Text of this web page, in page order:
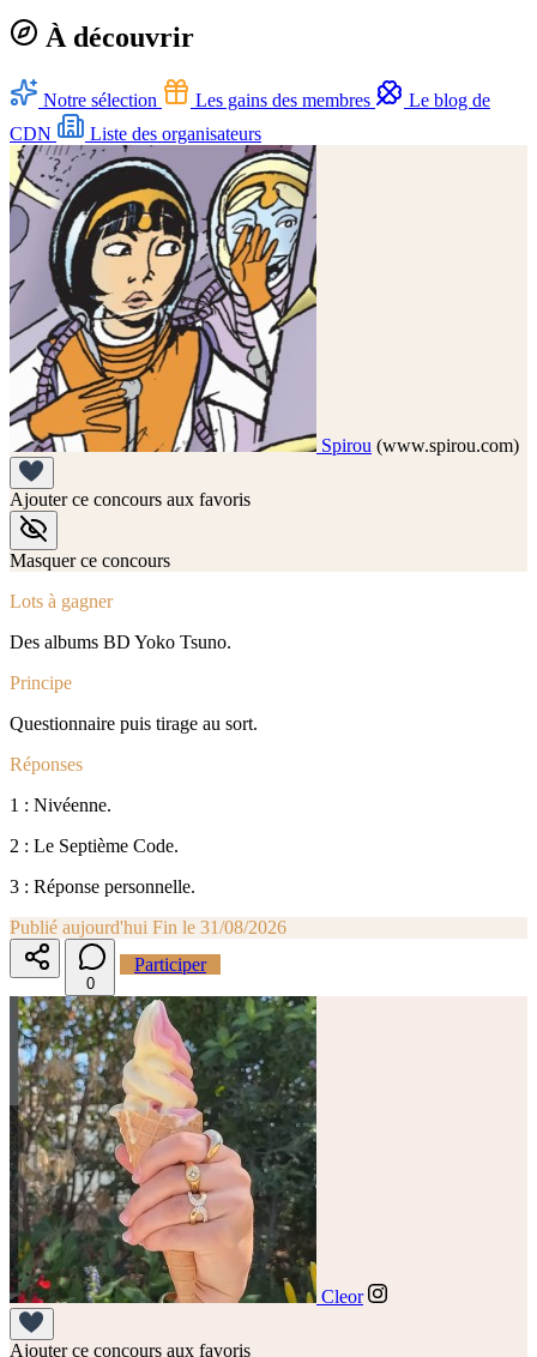
À découvrir
Notre sélection Les gains des membres
Le blog de
CDN
Liste des organisateurs
Spirou (www.spirou.com)
Ajouter ce concours aux favoris
Masquer ce concours
Lots à gagner
Des albums BD Yoko Tsuno.
Principe
Questionnaire puis tirage au sort.
Réponses
1 : Nivéenne.
2 : Le Septième Code.
3 : Réponse personnelle.
Publié aujourd'hui Fin le 31/08/2026
0
Participer
Cleor
Ajouter ce concours aux favoris